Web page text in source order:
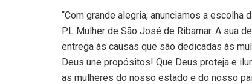
“Com grande alegria, anunciamos a escolha
PL Mulher de São José de Ribamar. A sua
entrega às causas que são dedicadas às
Deus une propósitos! Que Deus proteja e
as mulheres do nosso estado e do nosso